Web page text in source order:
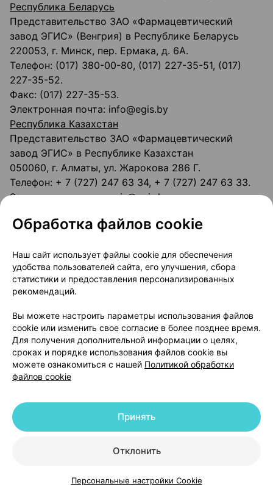
КаталогКорзинаИзбранноеПрофиль
Республика Беларусь
Представительство ЗАО «Фармацевтический
завод ЭГИС» (Венгрия) в Республике Беларусь
220053, г. Минск, пер. Ермака, д. 6А.
Телефон: (017) 380-00-80, (017) 227-35-51, (017)
227-35-52.
Факс: (017) 227-35-53.
Электронная почта: info@egis.by
Республика Казахстан
Представительство ЗАО «Фармацевтический
завод ЭГИС» в Республике Казахстан
050060, г. Алматы, ул. Жарокова 286 Г.
Телефон: + 7 (727) 247 63 34, + 7 (727) 247 63 33.
Электронная почта: egis@egis.kz
Представительство ЗАО «Фармацевтический
0010, г. Ереван, ул. Анрапетутян, дом 67, 4 этаж.
Телефон: +374-10-574509, +374-10-574686.
Электронная почта: info@egis.am
Прочие источники информации
Подробные сведения о препарате содержатся на
веб-сайте Союза еес.eaeunion.org/
Цены в аптеках
Грандаксин, таблетки
, Венгрия•по рецепту
Обработка файлов cookie
Наш сайт использует файлы cookie для обеспечения
удобства пользователей сайта, его улучшения, сбора
статистики и предоставления персонализированных
рекомендаций.
Вы можете настроить параметры использования файлов
cookie или изменить свое согласие в более позднее время.
Для получения дополнительной информации о целях,
сроках и порядке использования файлов cookie вы
можете ознакомиться с нашей Политикой обработки
файлов cookie
Отклонить
Принять
Персональные настройки Cookie